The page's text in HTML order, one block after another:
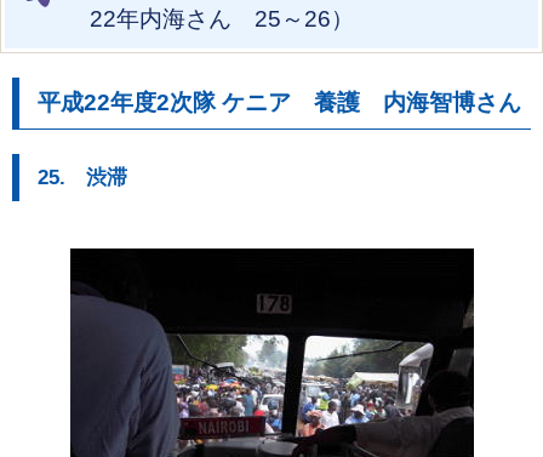
22年内海さん 25～26）
平成22年度2次隊 ケニア 養護 内海智博さん
25. 渋滞